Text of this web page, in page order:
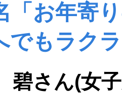
「お年寄
でもラク
さん(女子